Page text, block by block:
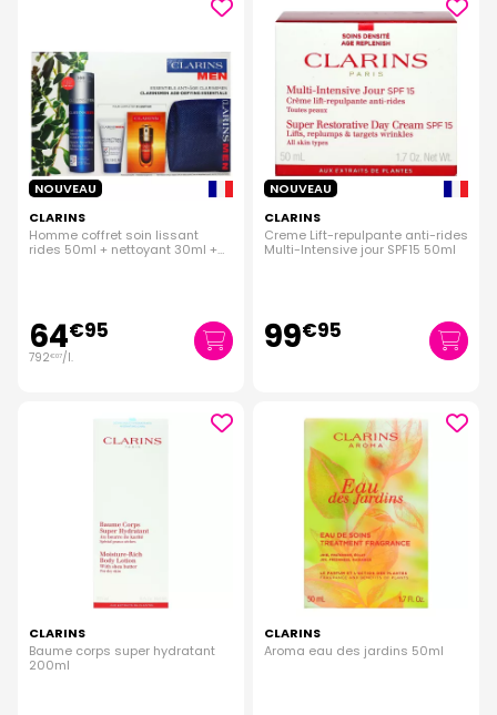
NOUVEAU
CLARINS
Homme coffret soin lissant
rides 50ml + nettoyant 30ml +
64€95
792€07/l.
NOUVEAU
CLARINS
Creme Lift-repulpante anti-rides
Multi-Intensive jour SPF15 50ml
99€95
CLARINS
Baume corps super hydratant
200ml
CLARINS
Aroma eau des jardins 50ml